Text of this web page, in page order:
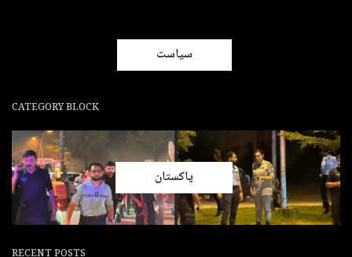
سیاست
CATEGORY BLOCK
پاکستان